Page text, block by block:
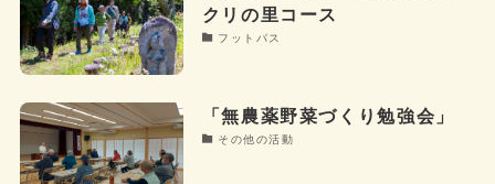
クリの里コース
フットパス
「無農薬野菜づくり勉強会」
その他の活動